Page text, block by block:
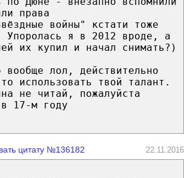
права
войны" кстати тоже
Упоролась я в 2012 вроде, а
их купил и начал снимать?)
лол, действительно
использовать твой талант.
не читай, пожалуйста
17-м году
цитату №136182 22.11.2016